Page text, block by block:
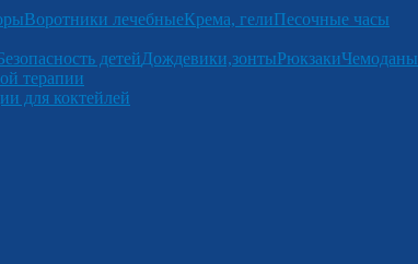
Воротники лечебныеКрема, гелиПесочные часы
детейДождевики,зонтыРюкзакиЧемоданы
терапии
для коктейлей